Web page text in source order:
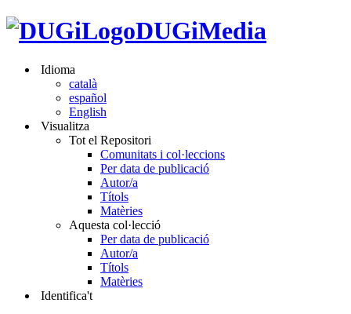
DUGiMedia
Idioma
català
español
English
Visualitza
Tot el Repositori
Comunitats i col·leccions
Per data de publicació
Autor/a
Títols
Matèries
Aquesta col·lecció
Per data de publicació
Autor/a
Títols
Matèries
Identifica't